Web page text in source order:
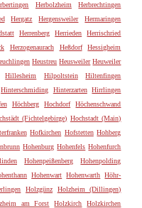
Herbolzheim
Herbrechtingen
Hergatz Hergensweiler
Hermaringen
Herrenberg Herrieden
Herrischried
Herzogenaurach Heßdorf
Hessigheim
Heustreu Heusweiler Heuweiler
Hillesheim Hilpoltstein
Hiltenfingen
Hinterschmiding Hinterzarten
Hirrlingen
Höchberg Hochdorf
Höchenschwand
(Fichtelgebirge) Hochstadt (Main)
Hofkirchen Hofstetten Hohberg
Hohenburg Hohenfels Hohenfurch
Hohenpeißenberg
Hohenpolding
Hohenwart Hohenwarth Höhr-
Holzgünz
Holzheim (Dillingen)
am Forst Holzkirch
Holzkirchen